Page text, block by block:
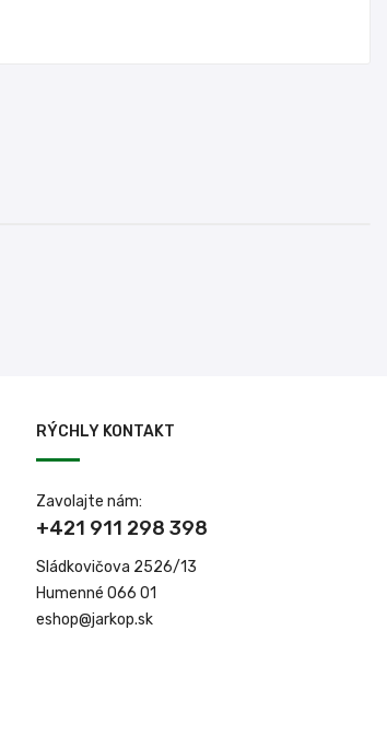
RÝCHLY KONTAKT
Zavolajte nám:
+421 911 298 398
Sládkovičova 2526/13
Humenné 066 01
eshop@jarkop.sk